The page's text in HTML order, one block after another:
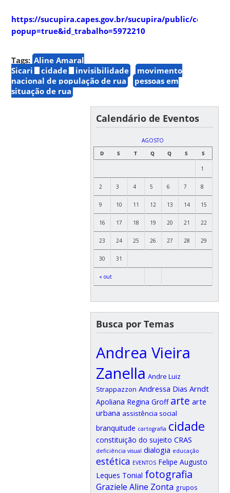
https://sucupira.capes.gov.br/sucupira/public/
popup=true&id_trabalho=5972210
Tags: Aline Amaral
Sicari
cidade invisibilidade
movimento
nacional de população de rua
pessoas em
situação de rua
Calendário de Eventos
AGOSTO
D
S T Q Q S S
« out
1
2 3 4 5 6 7 8
9 10 11 12 13 14 15
16 17 18 19 20 21 22
23 24 25 26 27 28 29
30 31
Busca por Temas
Andrea Vieira
Zanella Andre Luiz
Strappazzon Andressa Dias Arndt
Apoliana Regina Groff arte arte
urbana assistência social
branquitude cartografia cidade
constituição do sujeito CRAS
deficiência visual dialogia educação
estética EVENTOS Felipe Augusto
Leques Tonial fotografia
Graziele Aline Zonta grupos